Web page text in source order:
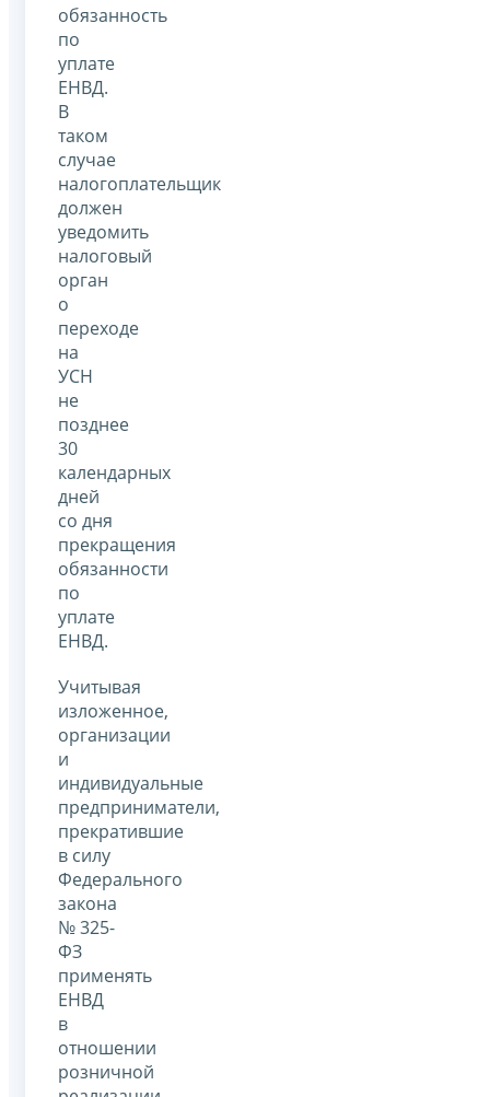
обязанность
по
уплате
ЕНВД.
В
таком
случае
налогоплательщик
должен
уведомить
налоговый
орган
о
переходе
на
УСН
не
позднее
30
календарных
дней
со дня
прекращения
обязанности
по
уплате
ЕНВД.
Учитывая
изложенное,
организации
и
индивидуальные
предприниматели,
прекратившие
в силу
Федерального
закона
№ 325-
ФЗ
применять
ЕНВД
в
отношении
розничной